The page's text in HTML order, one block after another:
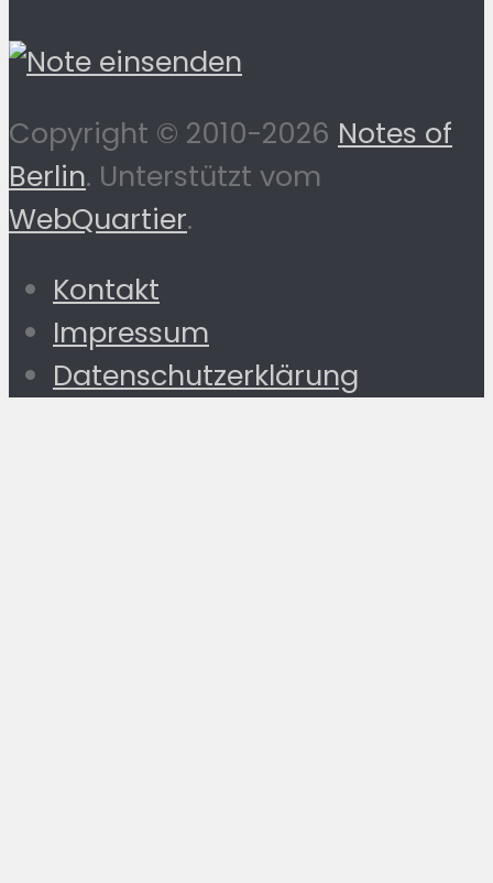
Copyright © 2010-2026 Notes of
Berlin. Unterstützt vom
WebQuartier.
Kontakt
Impressum
Datenschutzerklärung